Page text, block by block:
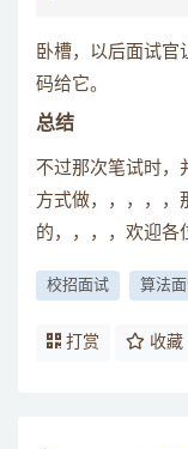
卧槽，以后面试官
码给它。
总结
不过那次笔试时，
方式做，，，，，
的，，，，欢迎各
校招面试 算法
打赏 收藏